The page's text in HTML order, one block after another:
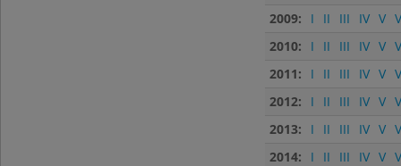
2009:
I II III IV V
2010:
I II III IV V
2011:
I II III IV V
2012:
I II III IV V
2013:
I II III IV V
2014:
I II III IV V